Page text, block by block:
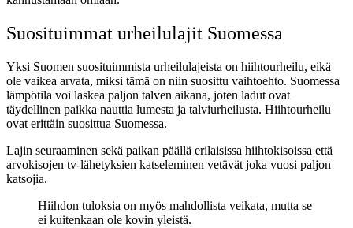
Suosituimmat urheilulajit Suomessa
Yksi Suomen suosituimmista urheilulajeista on hiihtourheilu, eikä
ole vaikea arvata, miksi tämä on niin suosittu vaihtoehto. Suomessa
lämpötila voi laskea paljon talven aikana, joten ladut ovat
täydellinen paikka nauttia lumesta ja talviurheilusta. Hiihtourheilu
ovat erittäin suosittua Suomessa.
Lajin seuraaminen sekä paikan päällä erilaisissa hiihtokisoissa että
arvokisojen tv-lähetyksien katseleminen vetävät joka vuosi paljon
katsojia.
Hiihdon tuloksia on myös mahdollista veikata, mutta se
ei kuitenkaan ole kovin yleistä.